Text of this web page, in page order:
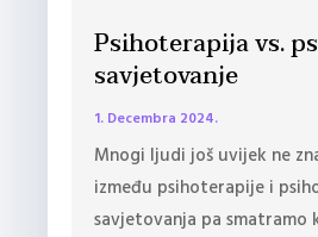
Psihoterapija vs.
savjetovanje
1. Decembra 2024.
Mnogi ljudi još uvijek ne
između psihoterapije i
savjetovanja pa smatramo